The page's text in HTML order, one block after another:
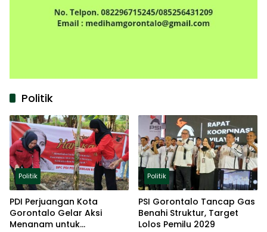
Politik
Politik
PDI Perjuangan Kota
Gorontalo Gelar Aksi
Menanam untuk
Politik
PSI Gorontalo Tancap Gas
Benahi Struktur, Target
Lolos Pemilu 2029